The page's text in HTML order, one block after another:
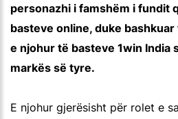
personazhi i famshëm i fundit
basteve online, duke
e njohur të basteve 1win India
markës së tyre.
E njohur gjerësisht për rolet e